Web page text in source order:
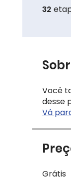
32
Você
desse
Vá
Grátis